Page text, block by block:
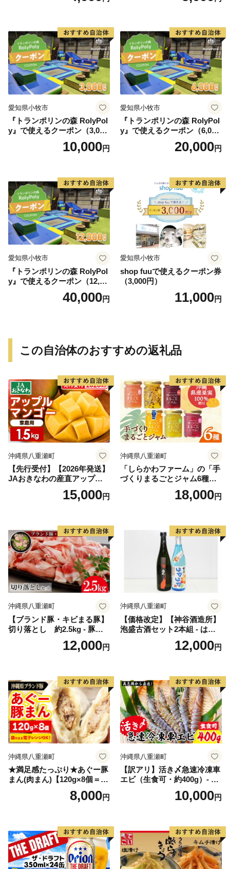
愛知県小牧市
『トランポリンの森 RolyPol
y』で使えるクーポン（3,000
10,000円
愛知県小牧市
『トランポリンの森 RolyPol
y』で使えるクーポン（6,000
20,000円
愛知県小牧市
『トランポリンの森 RolyPol
y』で使えるクーポン（12,00
40,000円
愛知県小牧市
shop fuuで使えるクーポン券
（3,000円）
11,000円
この自治体のおすすめの返礼品
沖縄県八重瀬町
【先行受付】【2026年発送】
JAおきなわの産直アップル
マンゴー 約1.5kg【ご家庭
用・白箱】- 先行予約 沖縄 産
15,000円
沖縄県八重瀬町
「しらかわファーム」の「手
づくりまるごとジャム6種」-
6個 詰め合わせ セット マン
ゴー ドラゴンフルーツ 秋ミ
ン 南国 手作り 果実100％ お
すすめ 沖縄県 八重瀬町【価
18,000円
沖縄県八重瀬町
【ブランド豚・キビまる豚】
切り落とし 約2.5kg - 豚肉
小分け 500gずつ 部位混合
色々楽しめる 人気 しょうが
ランド豚 おすすめ 沖縄県 八
重瀬町【価格改定】
12,000円
沖縄県八重瀬町
【価格改定】【神谷酒造所】
泡盛古酒セット2本組 ‐ はな
はな古酒 25度 熟成古酒 南光
40度 720ml 飲み比べ 泡盛 甘
12,000円
沖縄県八重瀬町
★満足感たっぷり★あぐー豚
まん(肉まん)【120g×8個＝96
0g】袋のまま電子レンジで温
めて、お召し上がりくださ
個包装 レンジ 沖縄県産あぐ
ー豚 レンチン 簡単調理 沖縄
県 八重瀬【価格改定】
8,000円
沖縄県八重瀬町
【訳アリ】活き〆急速冷凍車
エビ（生食可・約400g）- 海
老 車えび 車海老 冷凍 生エビ
国産 養殖 えび天 エビフライ
10,000円